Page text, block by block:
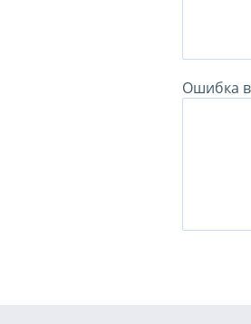
Ошибка в